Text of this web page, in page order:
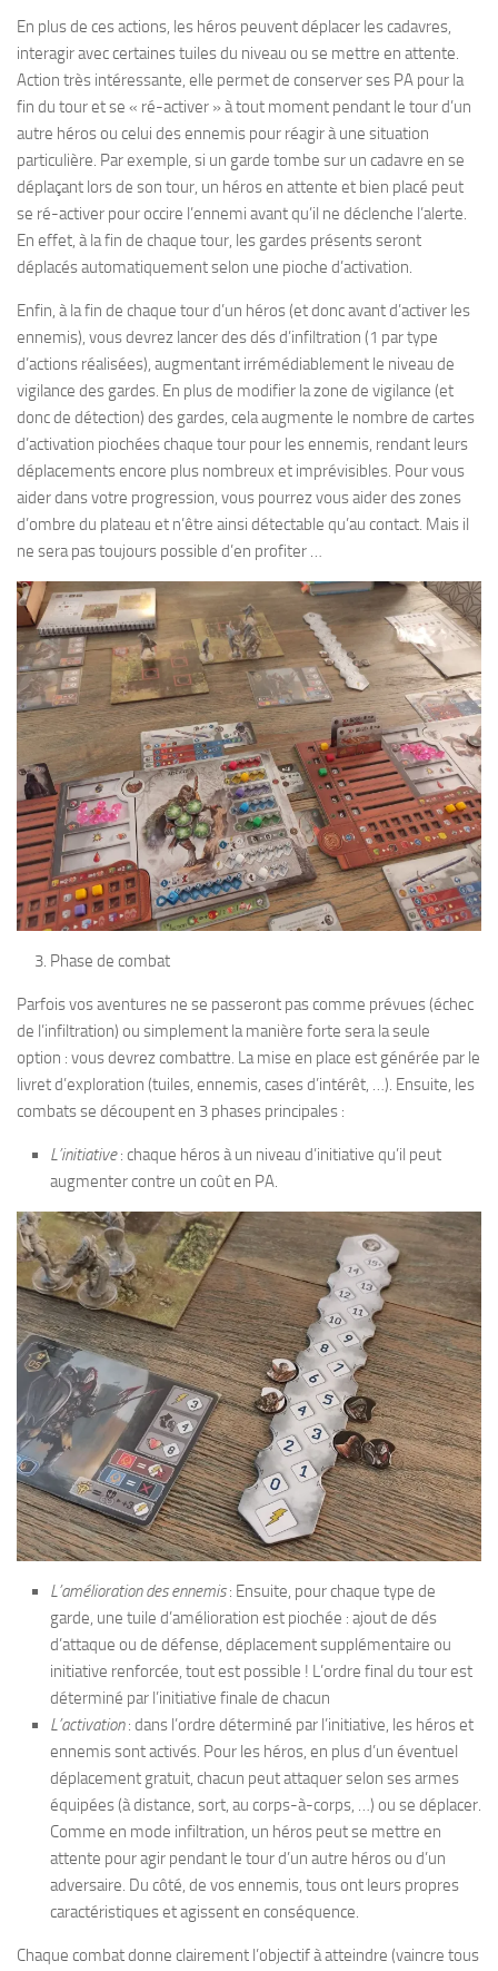
En plus de ces actions, les héros peuvent déplacer les cadavres,
interagir avec certaines tuiles du niveau ou se mettre en attente.
Action très intéressante, elle permet de conserver ses PA pour la
fin du tour et se « ré-activer » à tout moment pendant le tour d’un
autre héros ou celui des ennemis pour réagir à une situation
particulière. Par exemple, si un garde tombe sur un cadavre en se
déplaçant lors de son tour, un héros en attente et bien placé peut
se ré-activer pour occire l’ennemi avant qu’il ne déclenche l’alerte.
En effet, à la fin de chaque tour, les gardes présents seront
déplacés automatiquement selon une pioche d’activation.
Enfin, à la fin de chaque tour d’un héros (et donc avant d’activer les
ennemis), vous devrez lancer des dés d’infiltration (1 par type
d’actions réalisées), augmentant irrémédiablement le niveau de
vigilance des gardes. En plus de modifier la zone de vigilance (et
donc de détection) des gardes, cela augmente le nombre de cartes
d’activation piochées chaque tour pour les ennemis, rendant leurs
déplacements encore plus nombreux et imprévisibles. Pour vous
aider dans votre progression, vous pourrez vous aider des zones
d’ombre du plateau et n’être ainsi détectable qu’au contact. Mais il
ne sera pas toujours possible d’en profiter …
Phase de combat
Parfois vos aventures ne se passeront pas comme prévues (échec
de l’infiltration) ou simplement la manière forte sera la seule
option : vous devrez combattre. La mise en place est générée par le
livret d’exploration (tuiles, ennemis, cases d’intérêt, …). Ensuite, les
combats se découpent en 3 phases principales :
L’initiative: chaque héros à un niveau d’initiative qu’il peut
augmenter contre un coût en PA.
L’amélioration des ennemis: Ensuite, pour chaque type de
garde, une tuile d’amélioration est piochée : ajout de dés
d’attaque ou de défense, déplacement supplémentaire ou
initiative renforcée, tout est possible ! L’ordre final du tour est
déterminé par l’initiative finale de chacun
L’activation: dans l’ordre déterminé par l’initiative, les héros et
ennemis sont activés. Pour les héros, en plus d’un éventuel
déplacement gratuit, chacun peut attaquer selon ses armes
équipées (à distance, sort, au corps-à-corps, …) ou se déplacer.
Comme en mode infiltration, un héros peut se mettre en
attente pour agir pendant le tour d’un autre héros ou d’un
adversaire. Du côté, de vos ennemis, tous ont leurs propres
caractéristiques et agissent en conséquence.
Chaque combat donne clairement l’objectif à atteindre (vaincre tous